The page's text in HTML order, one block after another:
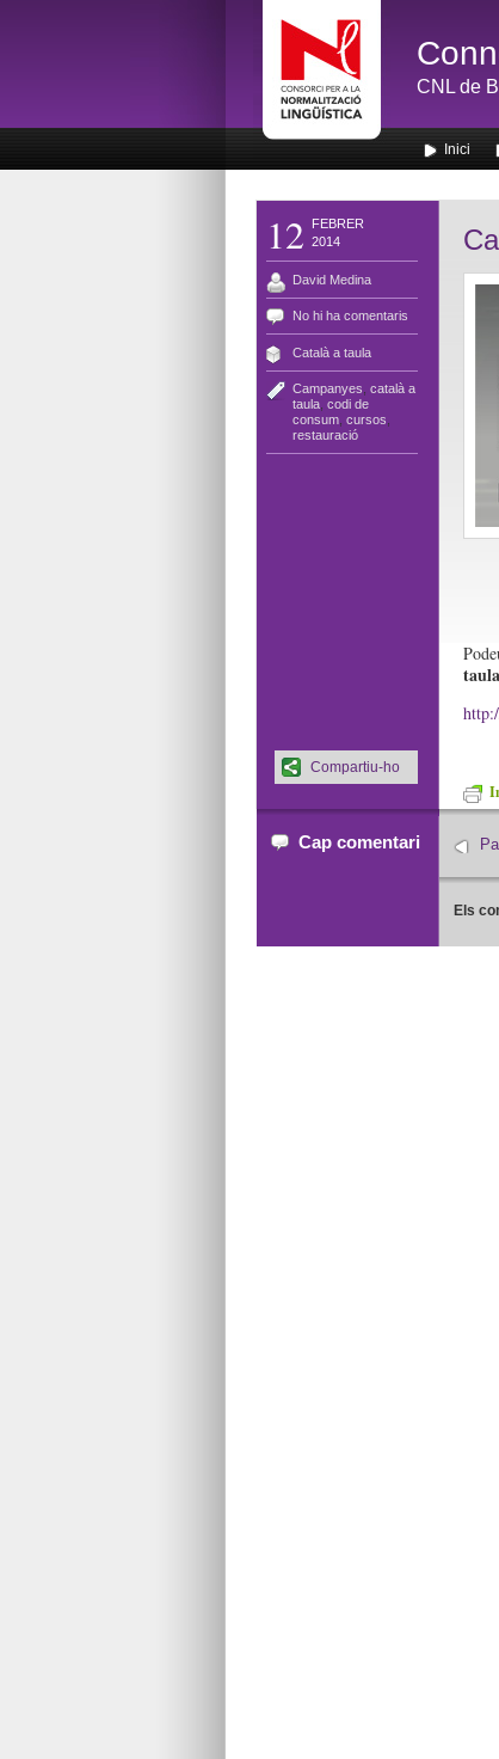
CNL de
Inici
12
FEBRER
2014
David Medina
No hi ha comentaris
Català a taula
Campanyes català a
taula, codi de
consum, cursos
restauració
taula
Compartiu-ho
Cap comentari
Els